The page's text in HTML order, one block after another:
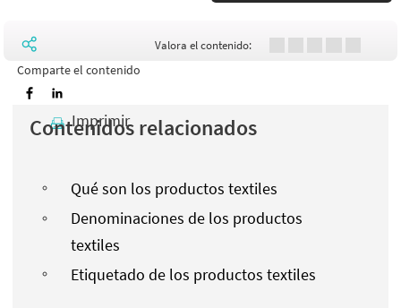
Comparte el contenido
Valora el contenido:
Imprimir
Contenidos relacionados
Qué son los productos textiles
Denominaciones de los productos
textiles
Etiquetado de los productos textiles